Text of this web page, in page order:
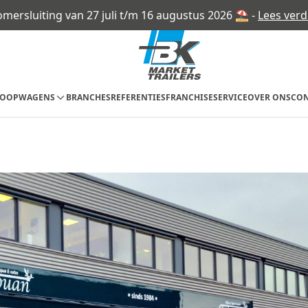
van 27 juli t/m 16 augustus 2026 ⛱ - Lees
BRANCHESREFERENTIESFRANCHISESERVICEOVER ONS